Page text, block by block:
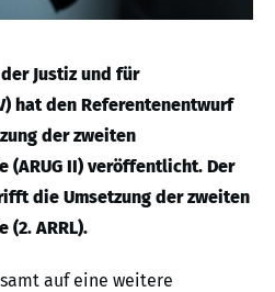
Justiz und für
hat den Referentenentwurf
der zweiten
II) veröffentlicht. Der
die Umsetzung der zweiten
ARRL).
auf eine weitere